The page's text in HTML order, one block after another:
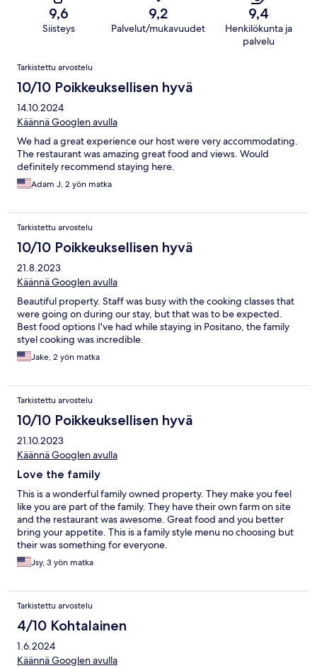
9,6
Siisteys
9,2
Palvelut/mukavuudet
9,4
Henkilökunta ja
palvelu
Arvostelut
Tarkistettu arvostelu
10/10 Poikkeuksellisen hyvä
14.10.2024
Käännä Googlen avulla
We had a great experience our host were very accommodating.
The restaurant was amazing great food and views. Would
definitely recommend staying here.
Adam J, 2 yön matka
Tarkistettu arvostelu
10/10 Poikkeuksellisen hyvä
21.8.2023
Käännä Googlen avulla
Beautiful property. Staff was busy with the cooking classes that
were going on during our stay, but that was to be expected.
Best food options I've had while staying in Positano, the family
styel cooking was incredible.
Jake, 2 yön matka
Tarkistettu arvostelu
10/10 Poikkeuksellisen hyvä
21.10.2023
Käännä Googlen avulla
Love the family
This is a wonderful family owned property. They make you feel
like you are part of the family. They have their own farm on site
and the restaurant was awesome. Great food and you better
bring your appetite. This is a family style menu no choosing but
their was something for everyone.
Jsy, 3 yön matka
Tarkistettu arvostelu
4/10 Kohtalainen
1.6.2024
Käännä Googlen avulla